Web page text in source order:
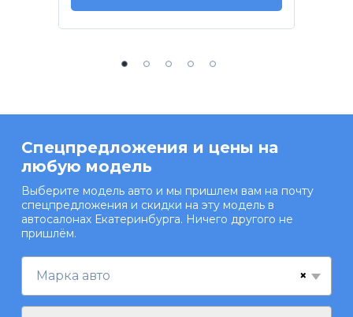
Спецпредложения и цены на
любую модель
Выберите модель авто и мы пришлем вам на почту
спецпредложения и скидки на эту модель в
автосалонах Екатеринбурга. Ничего другого не
пришлём.
×
Марка авто